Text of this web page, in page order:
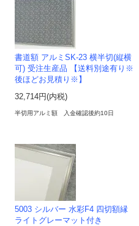
書道額 アルミSK-23 横半切(縦横
可) 受注生産品 【送料別途有り※
後ほどお見積り※】
32,714円(内税)
半切用アルミ額 入金確認後約10日
5003 シルバー 水彩F4 四切額縁
ライトグレーマット付き